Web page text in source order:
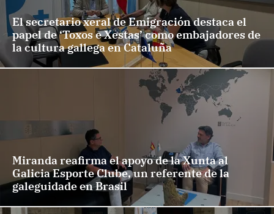
El secretario xeral de Emigración destaca el
papel de ‘Toxos e Xestas’ como embajadores de
la cultura gallega en Cataluña
Miranda reafirma el apoyo de la Xunta al
Galicia Esporte Clube, un referente de la
galeguidade en Brasil